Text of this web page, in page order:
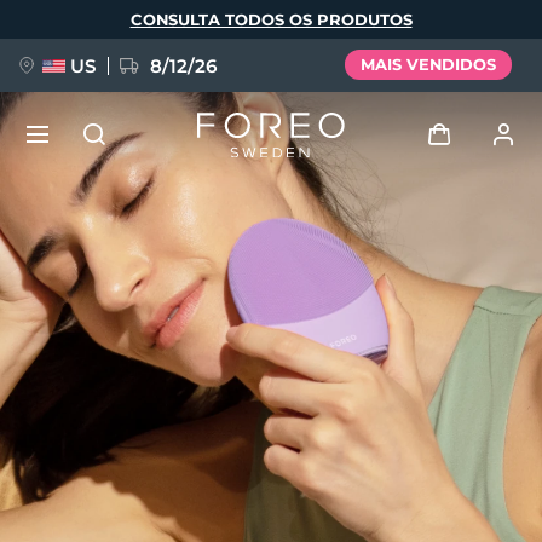
principal
CONSULTA TODOS OS PRODUTOS
US 8/12/26 MAIS VENDIDOS
Perfil de usuário
Meus aparelhos
Meus pedidos
Meus endereços
As minhas subscrições
NOVIDADE
FAQ™ Pure Beauty-Tech Elixir
BREAKING NEWS
issa™ Teeth Whitening Set
Idioma
English Deutsch
Español
Français
Italiano
Português
Svenska
Русский
Türkçe
简体中文 繁體中文